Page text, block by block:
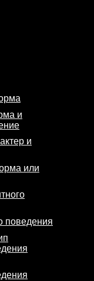
и
и
или
поведения